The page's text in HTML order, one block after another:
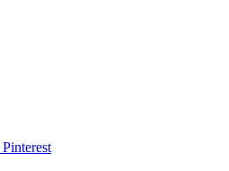
Pinterest